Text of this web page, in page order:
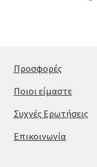
Προσφορές
Ποιοι είμαστε
Συχνές Ερωτήσεις
Επικοινωνία